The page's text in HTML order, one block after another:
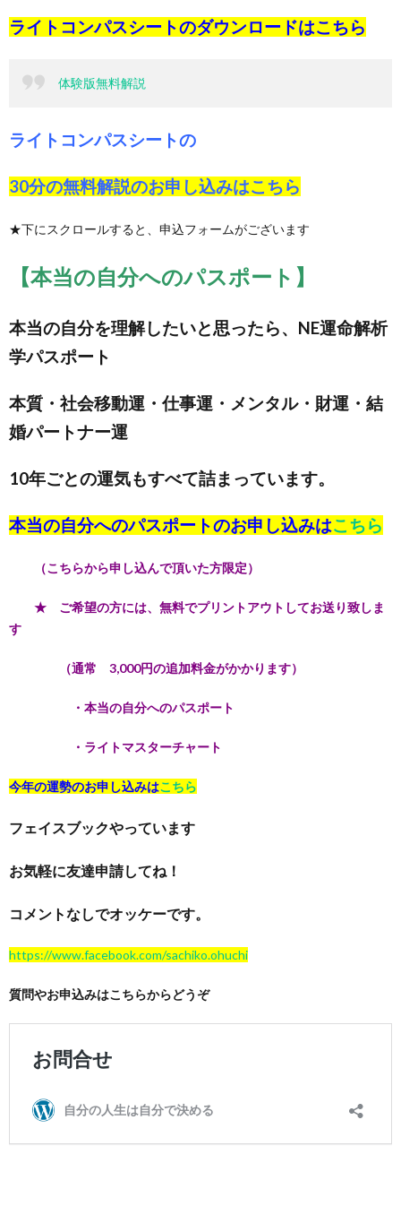
ライトコンパスシートのダウンロードはこちら
体験版無料解説
ライトコンパスシートの
30分の無料解説のお申し込みはこちら
★下にスクロールすると、申込フォームがございます
【本当の自分へのパスポート】
本当の自分を理解したいと思ったら、NE運命解析
学パスポート
本質・社会移動運・仕事運・メンタル・財運・結
婚パートナー運
10年ごとの運気もすべて詰まっています。
本当の自分へのパスポートのお申し込みはこちら
（こちらから申し込んで頂いた方限定）
★ ご希望の方には、無料でプリントアウトしてお送り致しま
す
（通常 3,000円の追加料金がかかります）
・本当の自分へのパスポート
・ライトマスターチャート
今年の運勢のお申し込みはこちら
フェイスブックやっています
お気軽に友達申請してね！
コメントなしでオッケーです。
https://www.facebook.com/sachiko.ohuchi
質問やお申込みはこちらからどうぞ